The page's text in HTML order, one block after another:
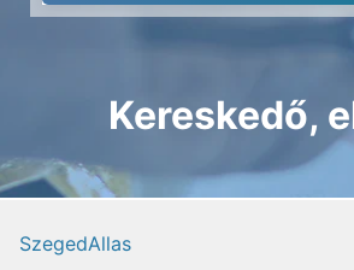
Kereskedő,
SzegedAllas